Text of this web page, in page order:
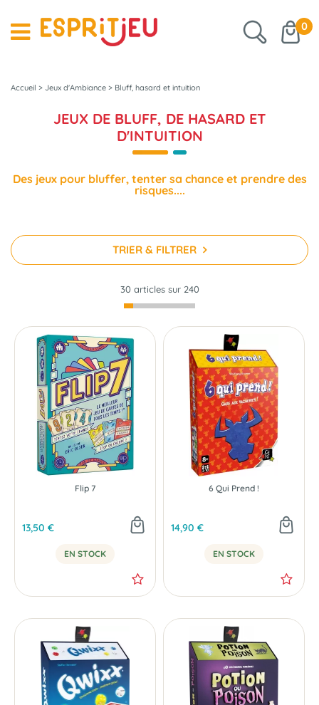
0
Accueil > Jeux d'Ambiance > Bluff, hasard et intuition
JEUX DE BLUFF, DE HASARD ET
D'INTUITION
Des jeux pour bluffer, tenter sa chance et prendre des
risques....
TRIER & FILTRER
30 articles sur 240
Flip 7
13,50 €
EN STOCK
6 Qui Prend !
14,90 €
EN STOCK